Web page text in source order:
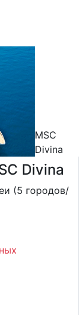
MSC
Divina
Divina
(5 городов/